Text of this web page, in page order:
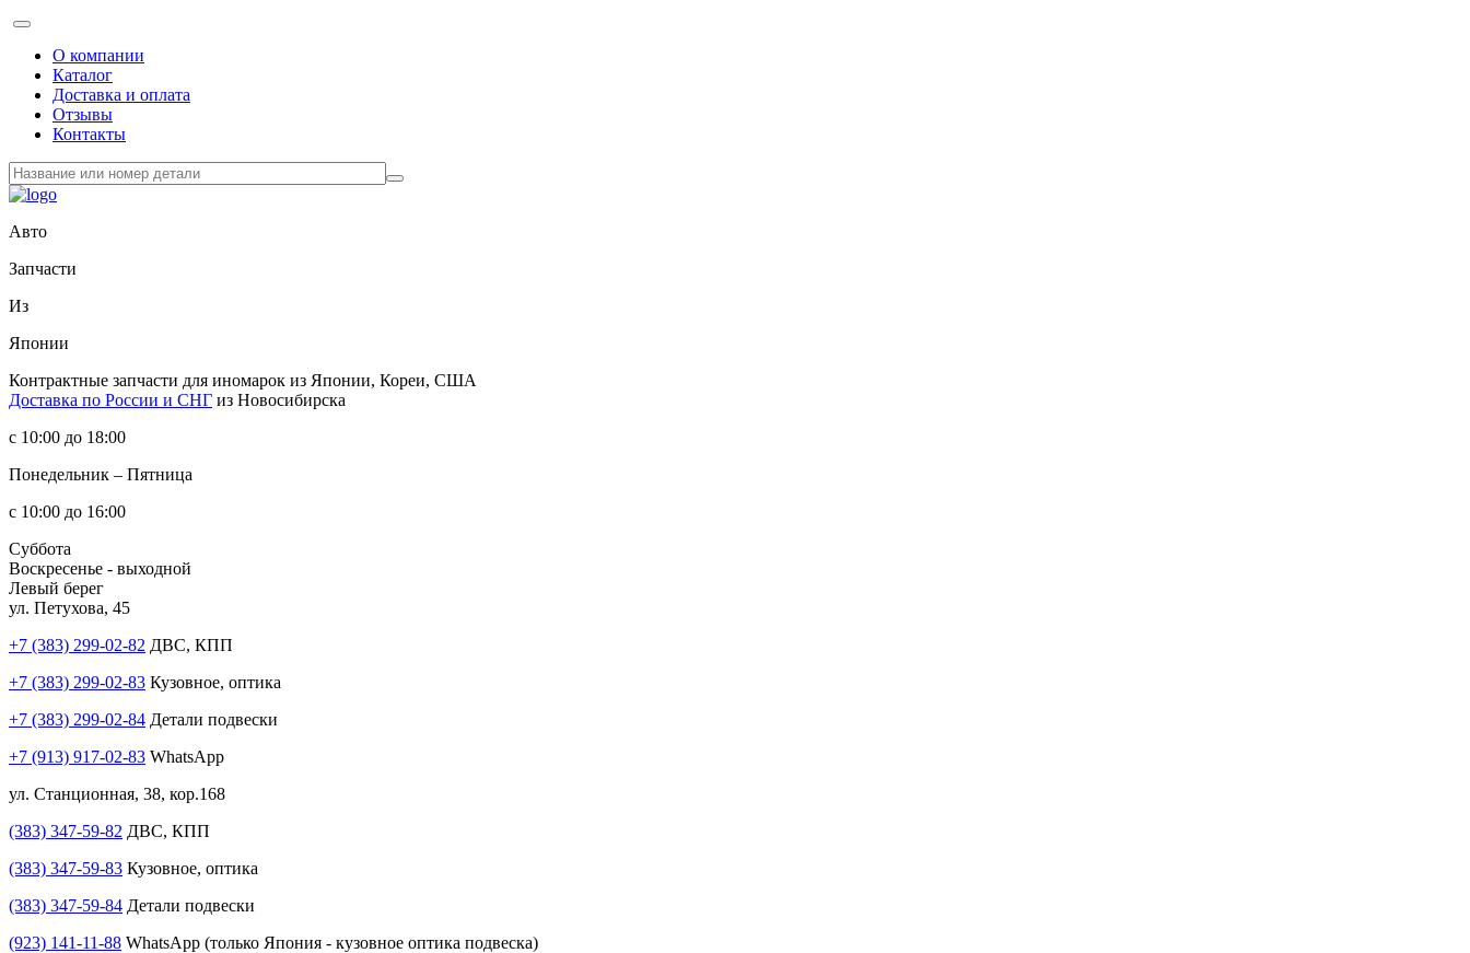
О компании
Каталог
Доставка и оплата
Отзывы
Контакты
Авто
Запчасти
Из
Японии
Контрактные запчасти для иномарок из Японии, Кореи, США
Доставка по России и СНГ из Новосибирска
с 10:00 до 18:00
Понедельник – Пятница
с 10:00 до 16:00
Суббота
Воскресенье - выходной
Левый берег
ул. Петухова, 45
+7 (383) 299-02-82 ДВС, КПП
+7 (383) 299-02-83 Кузовное, оптика
+7 (383) 299-02-84 Детали подвески
+7 (913) 917-02-83 WhatsApp
ул. Станционная, 38, кор.168
(383) 347-59-82 ДВС, КПП
(383) 347-59-83 Кузовное, оптика
(383) 347-59-84 Детали подвески
(923) 141-11-88 WhatsApp (только Япония - кузовное оптика подвеска)